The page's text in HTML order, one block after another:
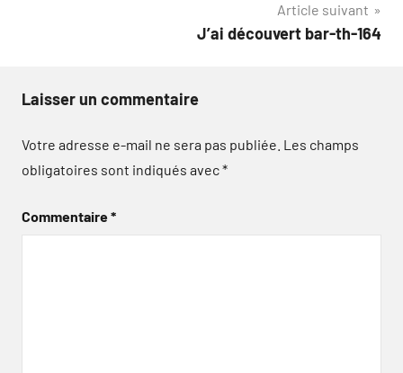
Article suivant
J’ai découvert bar-th-164
Laisser un commentaire
Votre adresse e-mail ne sera pas publiée. Les champs
obligatoires sont indiqués avec*
Commentaire*